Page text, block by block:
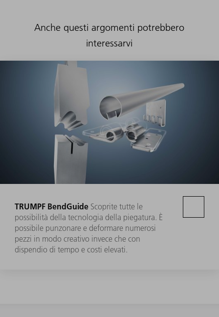
Anche questi argomenti potrebbero
interessarvi
TRUMPF BendGuide Scoprite tutte le
possibilità della tecnologia della piegatura. È
possibile punzonare e deformare numerosi
pezzi in modo creativo invece che con
dispendio di tempo e costi elevati.